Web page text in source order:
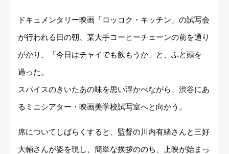
ドキュメンタリー映画「ロッコク・キッチン」の試写会
が行われる日の朝、某大手コーヒーチェーンの前を通り
がかり、「今日はチャイでも飲もうか」と、ふと頭を
過った。
スパイスのきいたあの味を思い浮かべながら、渋谷にあ
るミニシアター・映画美学校試写室へと向かう。
席についてしばらくすると、監督の川内有緒さんと三好
大輔さんが姿を現し、簡単な挨拶ののち、上映が始まっ